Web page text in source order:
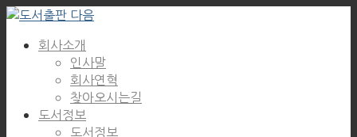
회사소개
인사말
회사연혁
찾아오시는길
도서정보
도서정보